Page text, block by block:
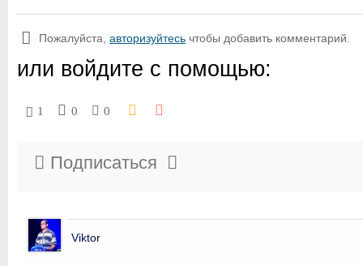
Пожалуйста, авторизуйтесь чтобы добавить комментарий.
или войдите с помощью:
1 0 0
Подписаться
Viktor